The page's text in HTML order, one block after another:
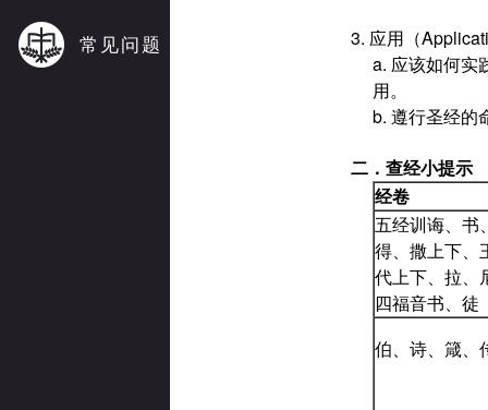
常见问题
3. 应用（
a. 应该如何实
用。
b. 遵行圣经的
二． 查经小提示
经卷
五经训诲、书
得、撒上下、
代上下、拉、
四福音书、徒
伯、诗、箴、